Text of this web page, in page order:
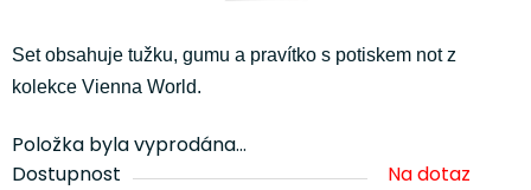
Set obsahuje tužku, gumu a pravítko s potiskem not z
kolekce Vienna World.
Položka byla vyprodána…
Dostupnost
Na dotaz